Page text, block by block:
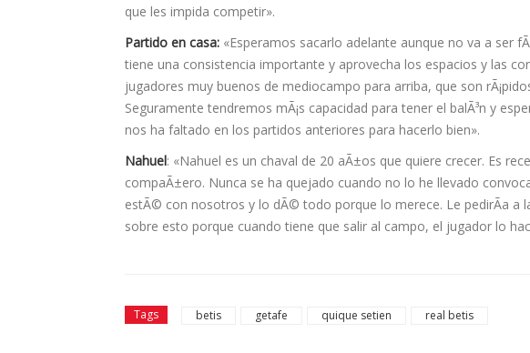
que les impida competir».
Partido en casa: «Esperamos sacarlo adelante aunque no va a ser
tiene una consistencia importante y aprovecha los espacios y las
jugadores muy buenos de mediocampo para arriba, que son
Seguramente tendremos mÃ¡s capacidad para tener el balÃ³n y
nos ha faltado en los partidos anteriores para hacerlo bien».
Nahuel: «Nahuel es un chaval de 20 aÃ±os que quiere crecer. Es
compaÃ±ero. Nunca se ha quejado cuando no lo he llevado
estÃ© con nosotros y lo dÃ© todo porque lo merece. Le pedirÃ­a a
sobre esto porque cuando tiene que salir al campo, el jugador lo
Tags betis getafe quique setien real betis